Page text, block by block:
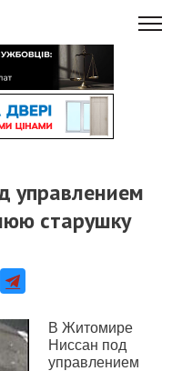
управлением
старушку
В Житомире
Ниссан под
управлением